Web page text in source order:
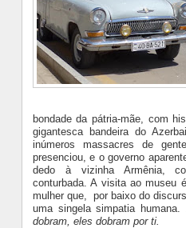
bondade da pátria-mãe, com
gigantesca bandeira do
inúmeros massacres de
presenciou, e o governo
dedo à vizinha Armênia,
conturbada. A visita ao museu
mulher que, por baixo do
uma singela simpatia humana.
dobram, eles dobram por ti.